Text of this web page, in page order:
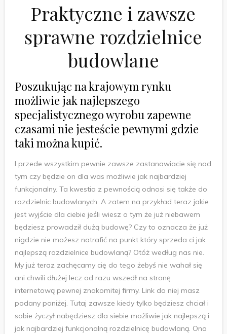
Praktyczne i zawsze
sprawne rozdzielnice
budowlane
Poszukując na krajowym rynku
możliwie jak najlepszego
specjalistycznego wyrobu zapewne
czasami nie jesteście pewnymi gdzie
taki można kupić.
I przede wszystkim pewnie zawsze zastanawiacie się nad
tym czy będzie on dla was możliwie jak najbardziej
funkcjonalny. Ta kwestia z pewnością odnosi się także do
rozdzielnic budowlanych. A zatem na przykład teraz jakie
jest wyjście dla ciebie jeśli wiesz o tym że już niebawem
będziesz prowadził dużą budowę? Czy to oznacza że już
nigdzie nie możesz natrafić na punkt który sprzeda ci jak
najlepszą rozdzielnice budowlaną? Otóż według nas nie.
My już teraz zachęcamy cię do tego żebyś nie wahał się
ani chwili dłużej lecz od razu wszedł na stronę
internetową pewnej znakomitej firmy. Link do niej masz
podany poniżej. Tutaj zawsze kiedy tylko będziesz chciał i
sobie życzył nabędziesz dla siebie możliwie jak najlepszą i
jak najbardziej funkcjonalną rozdzielnicę budowlaną. Ona